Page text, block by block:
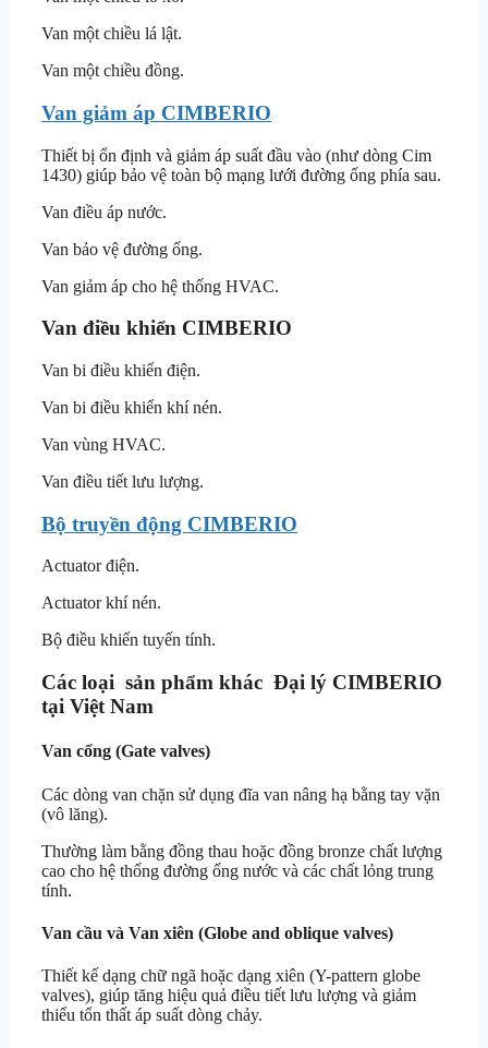
Van một chiều lá lật.
Van một chiều đồng.
Van giảm áp CIMBERIO
Thiết bị ổn định và giảm áp suất đầu vào (như dòng Cim
1430) giúp bảo vệ toàn bộ mạng lưới đường ống phía sau.
Van điều áp nước.
Van bảo vệ đường ống.
Van giảm áp cho hệ thống HVAC.
Van điều khiển CIMBERIO
Van bi điều khiển điện.
Van bi điều khiển khí nén.
Van vùng HVAC.
Van điều tiết lưu lượng.
Bộ truyền động CIMBERIO
Actuator điện.
Actuator khí nén.
Bộ điều khiển tuyến tính.
Các loại sản phẩm khác Đại lý CIMBERIO
tại Việt Nam
Van cổng (Gate valves)
Các dòng van chặn sử dụng đĩa van nâng hạ bằng tay vặn
(vô lăng).
Thường làm bằng đồng thau hoặc đồng bronze chất lượng
cao cho hệ thống đường ống nước và các chất lỏng trung
tính.
Van cầu và Van xiên (Globe and oblique valves)
Thiết kế dạng chữ ngã hoặc dạng xiên (Y-pattern globe
valves), giúp tăng hiệu quả điều tiết lưu lượng và giảm
thiểu tổn thất áp suất dòng chảy.